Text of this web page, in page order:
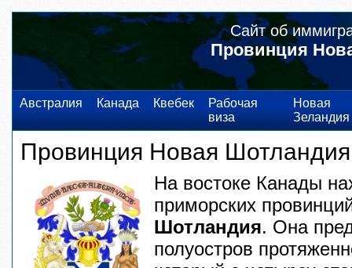
Сайт об
Провинция
Австралия Канада Квебек
Рабочая
виза
Новая
Зеландия
Провинция Новая
На востоке Канады
приморских
Шотландия. Она
полуостров